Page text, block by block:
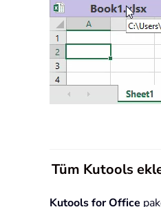
Tüm Kutools
Kutools for Office